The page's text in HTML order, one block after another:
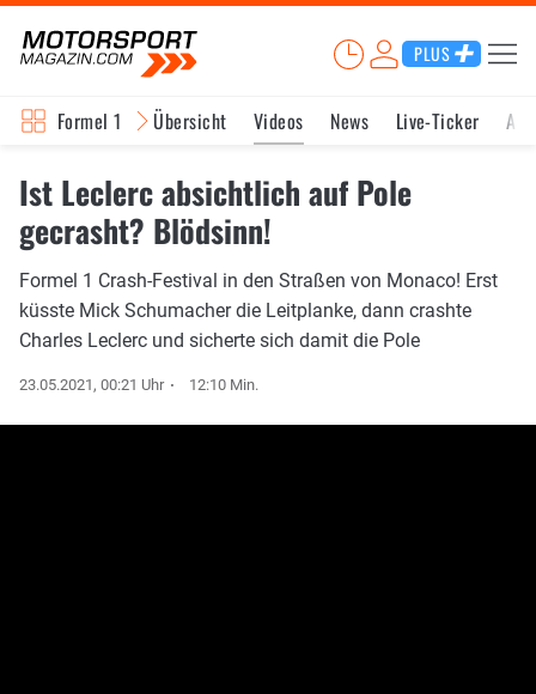
PLUS
Formel 1 Übersicht Videos News Live-Ticker
Ist Leclerc absichtlich auf Pole
gecrasht? Blödsinn!
Formel 1 Crash-Festival in den Straßen von Monaco! Erst
küsste Mick Schumacher die Leitplanke, dann crashte
Charles Leclerc und sicherte sich damit die Pole
23.05.2021, 00:21 Uhr 12:10 Min.